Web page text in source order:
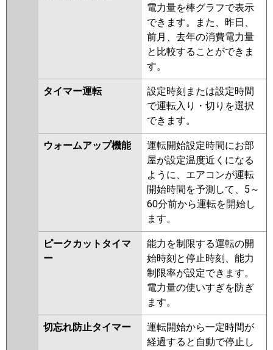
電力量を棒グラフで表示
できます。また、昨日、
前月、去年の消費電力量
と比較することができま
す。
タイマー運転
設定時刻または設定時間
で運転入り・切りを選択
できます。
ウォームアップ機能
運転開始設定時間にお部
屋が設定温度近くになる
ように、エアコンが運転
開始時間を予測して、5～
60分前から運転を開始し
ます。
ピークカットタイマ
ー
能力を制限する運転の開
始時刻と停止時刻、能力
制限率が設定できます。
電力量の使いすぎを防ぎ
ます。
切忘れ防止タイマー
運転開始から一定時間が
経過すると自動で停止し